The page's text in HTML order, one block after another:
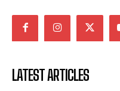
LATEST ARTICLES